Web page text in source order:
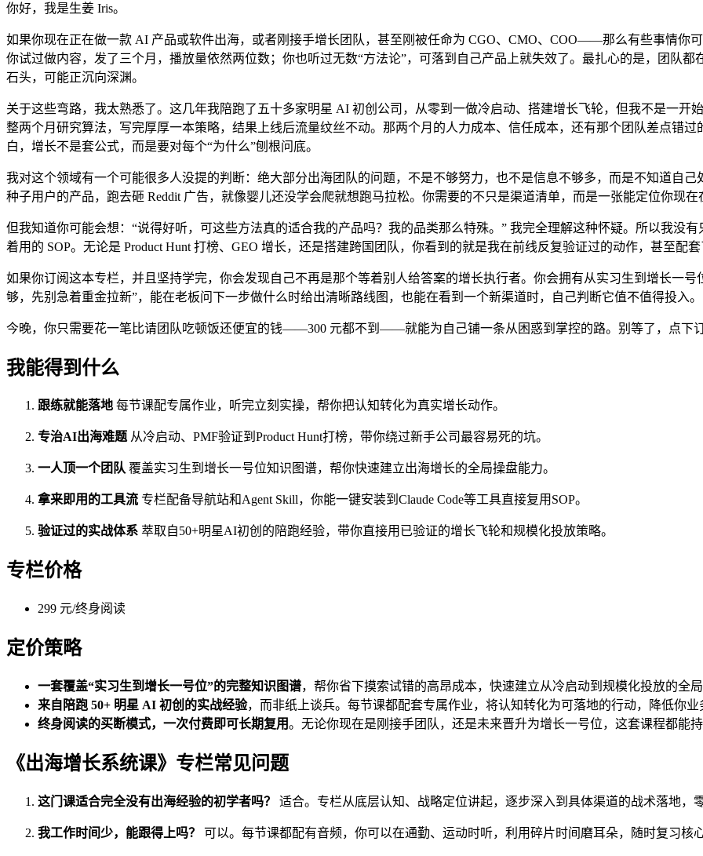
你好，我是生姜 Iris。
如果你现在正在做一款 AI 产品或软件出海，或者刚接手增长团队，甚至刚被任命为 CGO、CMO、COO——那么有些事情你
你试过做内容，发了三个月，播放量依然两位数；你也听过无数“方法论”，可落到自己产品上就失效了。最扎心的是，团队
石头，可能正沉向深渊。
关于这些弯路，我太熟悉了。这几年我陪跑了五十多家明星 AI 初创公司，从零到一做冷启动、搭建增长飞轮，但我不是一开
整两个月研究算法，写完厚厚一本策略，结果上线后流量纹丝不动。那两个月的人力成本、信任成本，还有那个团队差点错
白，增长不是套公式，而是要对每个“为什么”刨根问底。
我对这个领域有一个可能很多人没提的判断：绝大部分出海团队的问题，不是不够努力，也不是信息不够多，而是不知道自
种子用户的产品，跑去砸 Reddit 广告，就像婴儿还没学会爬就想跑马拉松。你需要的不只是渠道清单，而是一张能定位你现在
但我知道你可能会想：“说得好听，可这些方法真的适合我的产品吗？我的品类那么特殊。” 我完全理解这种怀疑。所以我没
着用的 SOP。无论是 Product Hunt 打榜、GEO 增长，还是搭建跨国团队，你看到的就是我在前线反复验证过的动作，甚至配
如果你订阅这本专栏，并且坚持学完，你会发现自己不再是那个等着别人给答案的增长执行者。你会拥有从实习生到增长一
够，先别急着重金拉新”，能在老板问下一步做什么时给出清晰路线图，也能在看到一个新渠道时，自己判断它值不值得投入。
今晚，你只需要花一笔比请团队吃顿饭还便宜的钱——300 元都不到——就能为自己铺一条从困惑到掌控的路。别等了，点下订
我能得到什么
跟练就能落地 每节课配专属作业，听完立刻实操，帮你把认知转化为真实增长动作。
专治AI出海难题从冷启动、PMF验证到Product Hunt打榜，带你绕过新手公司最容易死的坑。
一人顶一个团队 覆盖实习生到增长一号位知识图谱，帮你快速建立出海增长的全局操盘能力。
拿来即用的工具流 专栏配备导航站和Agent Skill，你能一键安装到Claude Code等工具直接复用SOP。
验证过的实战体系 萃取自50+明星AI初创的陪跑经验，带你直接用已验证的增长飞轮和规模化投放策略。
专栏价格
299 元/终身阅读
定价策略
一套覆盖“实习生到增长一号位”的完整知识图谱，帮你省下摸索试错的高昂成本，快速建立从冷启动到规模化投放的全局
来自陪跑 50+ 明星 AI 初创的实战经验，而非纸上谈兵。每节课都配套专属作业，将认知转化为可落地的行动，降低你业
终身阅读的买断模式，一次付费即可长期复用。无论你现在是刚接手团队，还是未来晋升为增长一号位，这套课程都能
《出海增长系统课》专栏常见问题
这门课适合完全没有出海经验的初学者吗？ 适合。专栏从底层认知、战略定位讲起，逐步深入到具体渠道的战术落地，
我工作时间少，能跟得上吗？ 可以。每节课都配有音频，你可以在通勤、运动时听，利用碎片时间磨耳朵，随时复习核